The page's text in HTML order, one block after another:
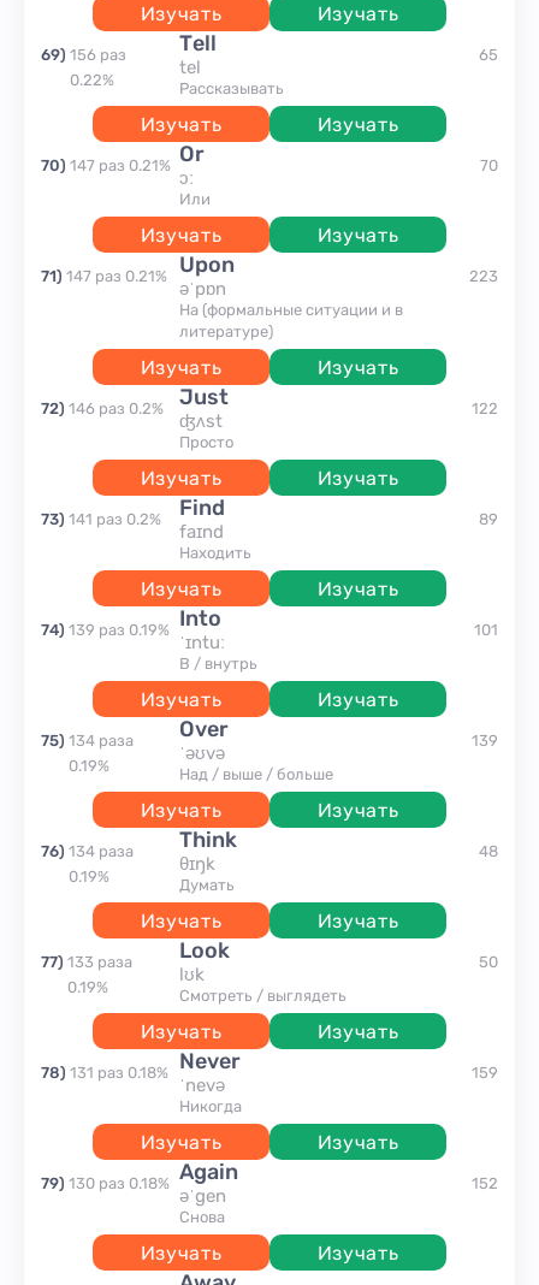
Изучать Изучать
69) 156 раз
0.22%
tell
tel
рассказывать
Изучать Изучать
65
70) 147 раз 0.21% or
ɔː
или
Изучать Изучать
70
71) 147 раз 0.21% upon
əˈpɒn
на (формальные ситуации и в
литературе)
Изучать Изучать
223
72) 146 раз 0.2% just
ʤʌst
просто
Изучать Изучать
122
73) 141 раз 0.2% find
faɪnd
находить
Изучать Изучать
89
74) 139 раз 0.19% into
ˈɪntuː
в / внутрь
Изучать Изучать
101
75) 134 раза
0.19%
over
ˈəʊvə
над / выше / больше
Изучать Изучать
139
76) 134 раза
0.19%
think
θɪŋk
думать
Изучать Изучать
48
77) 133 раза
0.19%
look
lʊk
смотреть / выглядеть
Изучать Изучать
50
78) 131 раз 0.18% never
ˈnevə
никогда
Изучать Изучать
159
79) 130 раз 0.18% again
əˈgen
снова
Изучать Изучать
152